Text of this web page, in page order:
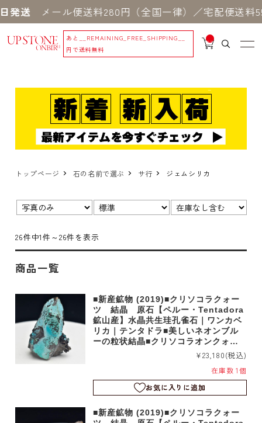
メール便送料280円（全国一律）／宅配便送料
あと
__REMAINING_FREE_SHIPPING__
円で送料無料
__
IT
_
トップページ 石の名前で選ぶ サ行 ジェムシリカ
26件中1件～26件を表示
商品一覧
■新産鉱物 (2019)■クリソコラクォー
ツ 結晶 原石【ペルー・Tentadora
鉱山産】水晶共生珪孔雀石｜ワンカベ
リカ｜テンタドラ■美しいネオンブル
ーの粒状結晶■クリソコラオンクォー
¥23,180(税込)
在庫数 1個
お気に入りに追加
■新産鉱物 (2019)■クリソコラクォー